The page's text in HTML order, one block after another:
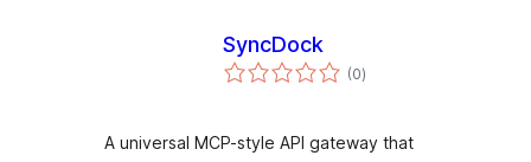
SyncDock
(0एकूण
मूल्यांकन
)
A universal MCP-style API gateway that